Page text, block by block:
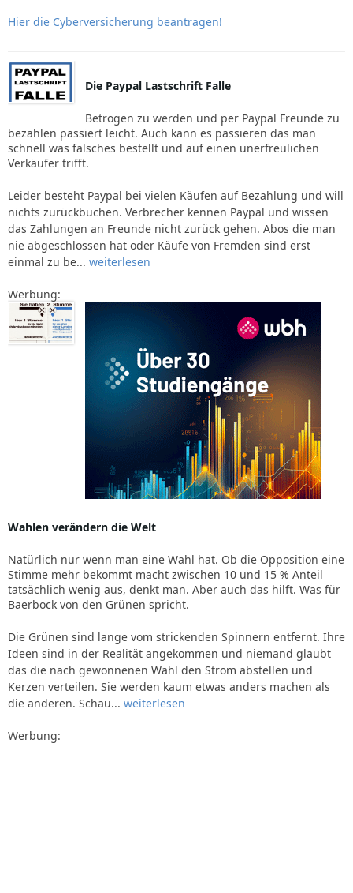
Hier die Cyberversicherung beantragen!
Die Paypal Lastschrift Falle
Betrogen zu werden und per Paypal Freunde zu
bezahlen passiert leicht. Auch kann es passieren das man
schnell was falsches bestellt und auf einen unerfreulichen
Verkäufer trifft.
Leider besteht Paypal bei vielen Käufen auf Bezahlung und will
nichts zurückbuchen. Verbrecher kennen Paypal und wissen
das Zahlungen an Freunde nicht zurück gehen. Abos die man
nie abgeschlossen hat oder Käufe von Fremden sind erst
einmal zu be... weiterlesen
Werbung:
Wahlen verändern die Welt
Natürlich nur wenn man eine Wahl hat. Ob die Opposition eine
Stimme mehr bekommt macht zwischen 10 und 15 % Anteil
tatsächlich wenig aus, denkt man. Aber auch das hilft. Was für
Baerbock von den Grünen spricht.
Die Grünen sind lange vom strickenden Spinnern entfernt. Ihre
Ideen sind in der Realität angekommen und niemand glaubt
das die nach gewonnenen Wahl den Strom abstellen und
Kerzen verteilen. Sie werden kaum etwas anders machen als
die anderen. Schau... weiterlesen
Werbung: